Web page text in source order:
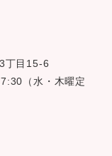
丁目15-6
（水・木曜定